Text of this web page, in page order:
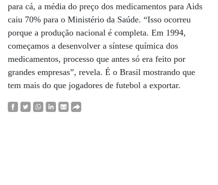
para cá, a média do preço dos medicamentos para Aids
caiu 70% para o Ministério da Saúde. “Isso ocorreu
porque a produção nacional é completa. Em 1994,
começamos a desenvolver a síntese química dos
medicamentos, processo que antes só era feito por
grandes empresas”, revela. É o Brasil mostrando que
tem mais do que jogadores de futebol a exportar.